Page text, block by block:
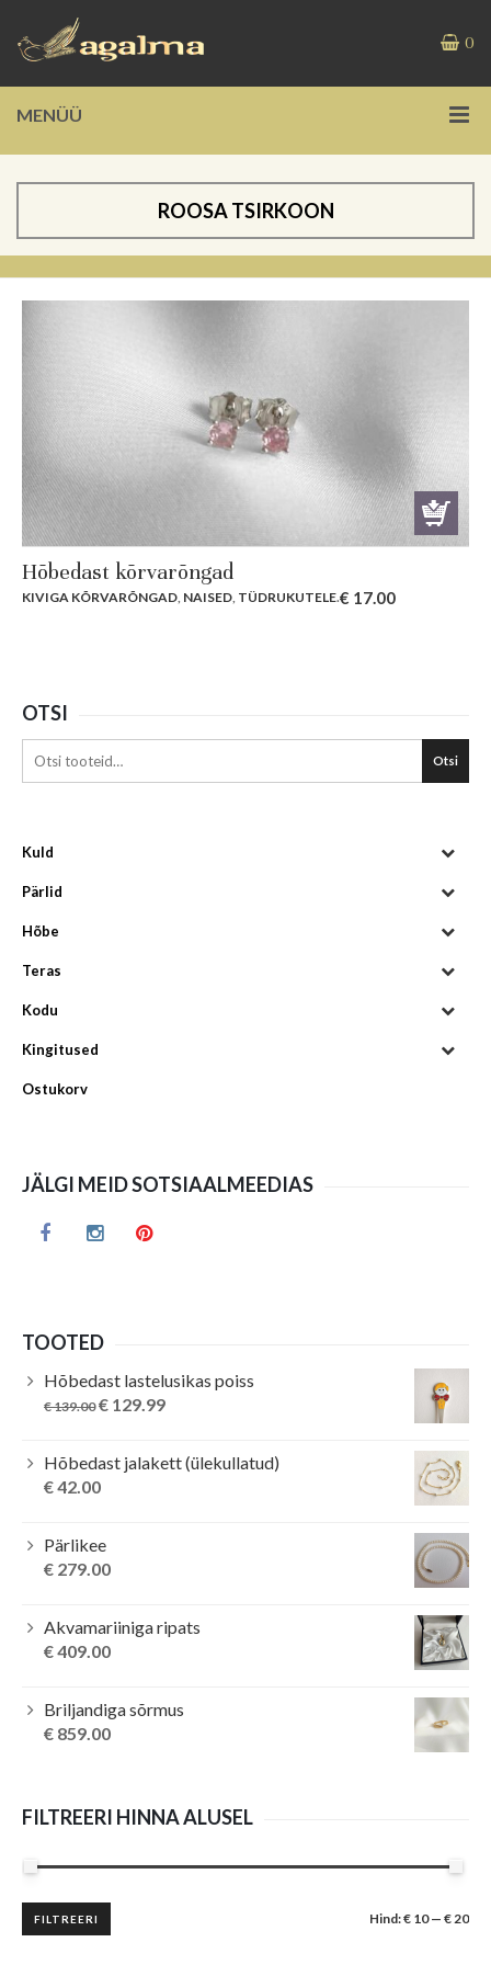
0
MENÜÜ
ROOSA TSIRKOON
Hõbedast kõrvarõngad
KIVIGA KÕRVARÕNGAD, NAISED, TÜDRUKUTELE.€ 17.00
OTSI
Otsi
Kuld
Pärlid
Hõbe
Teras
Kodu
Kingitused
Ostukorv
JÄLGI MEID SOTSIAALMEEDIAS
TOOTED
Hõbedast lastelusikas poiss
€139.00 Original
€ 139.00.
€ 129.99Current
€ 129.99.
Hõbedast jalakett (ülekullatud)
€42.00
Pärlikee
€ 279.00
Akvamariiniga ripats
€409.00
Briljandiga sõrmus
€ 859.00
FILTREERI HINNA ALUSEL
Minimaalne
hind
Maksimaalne
hind
FILTREERI Hind:€ 10— € 20